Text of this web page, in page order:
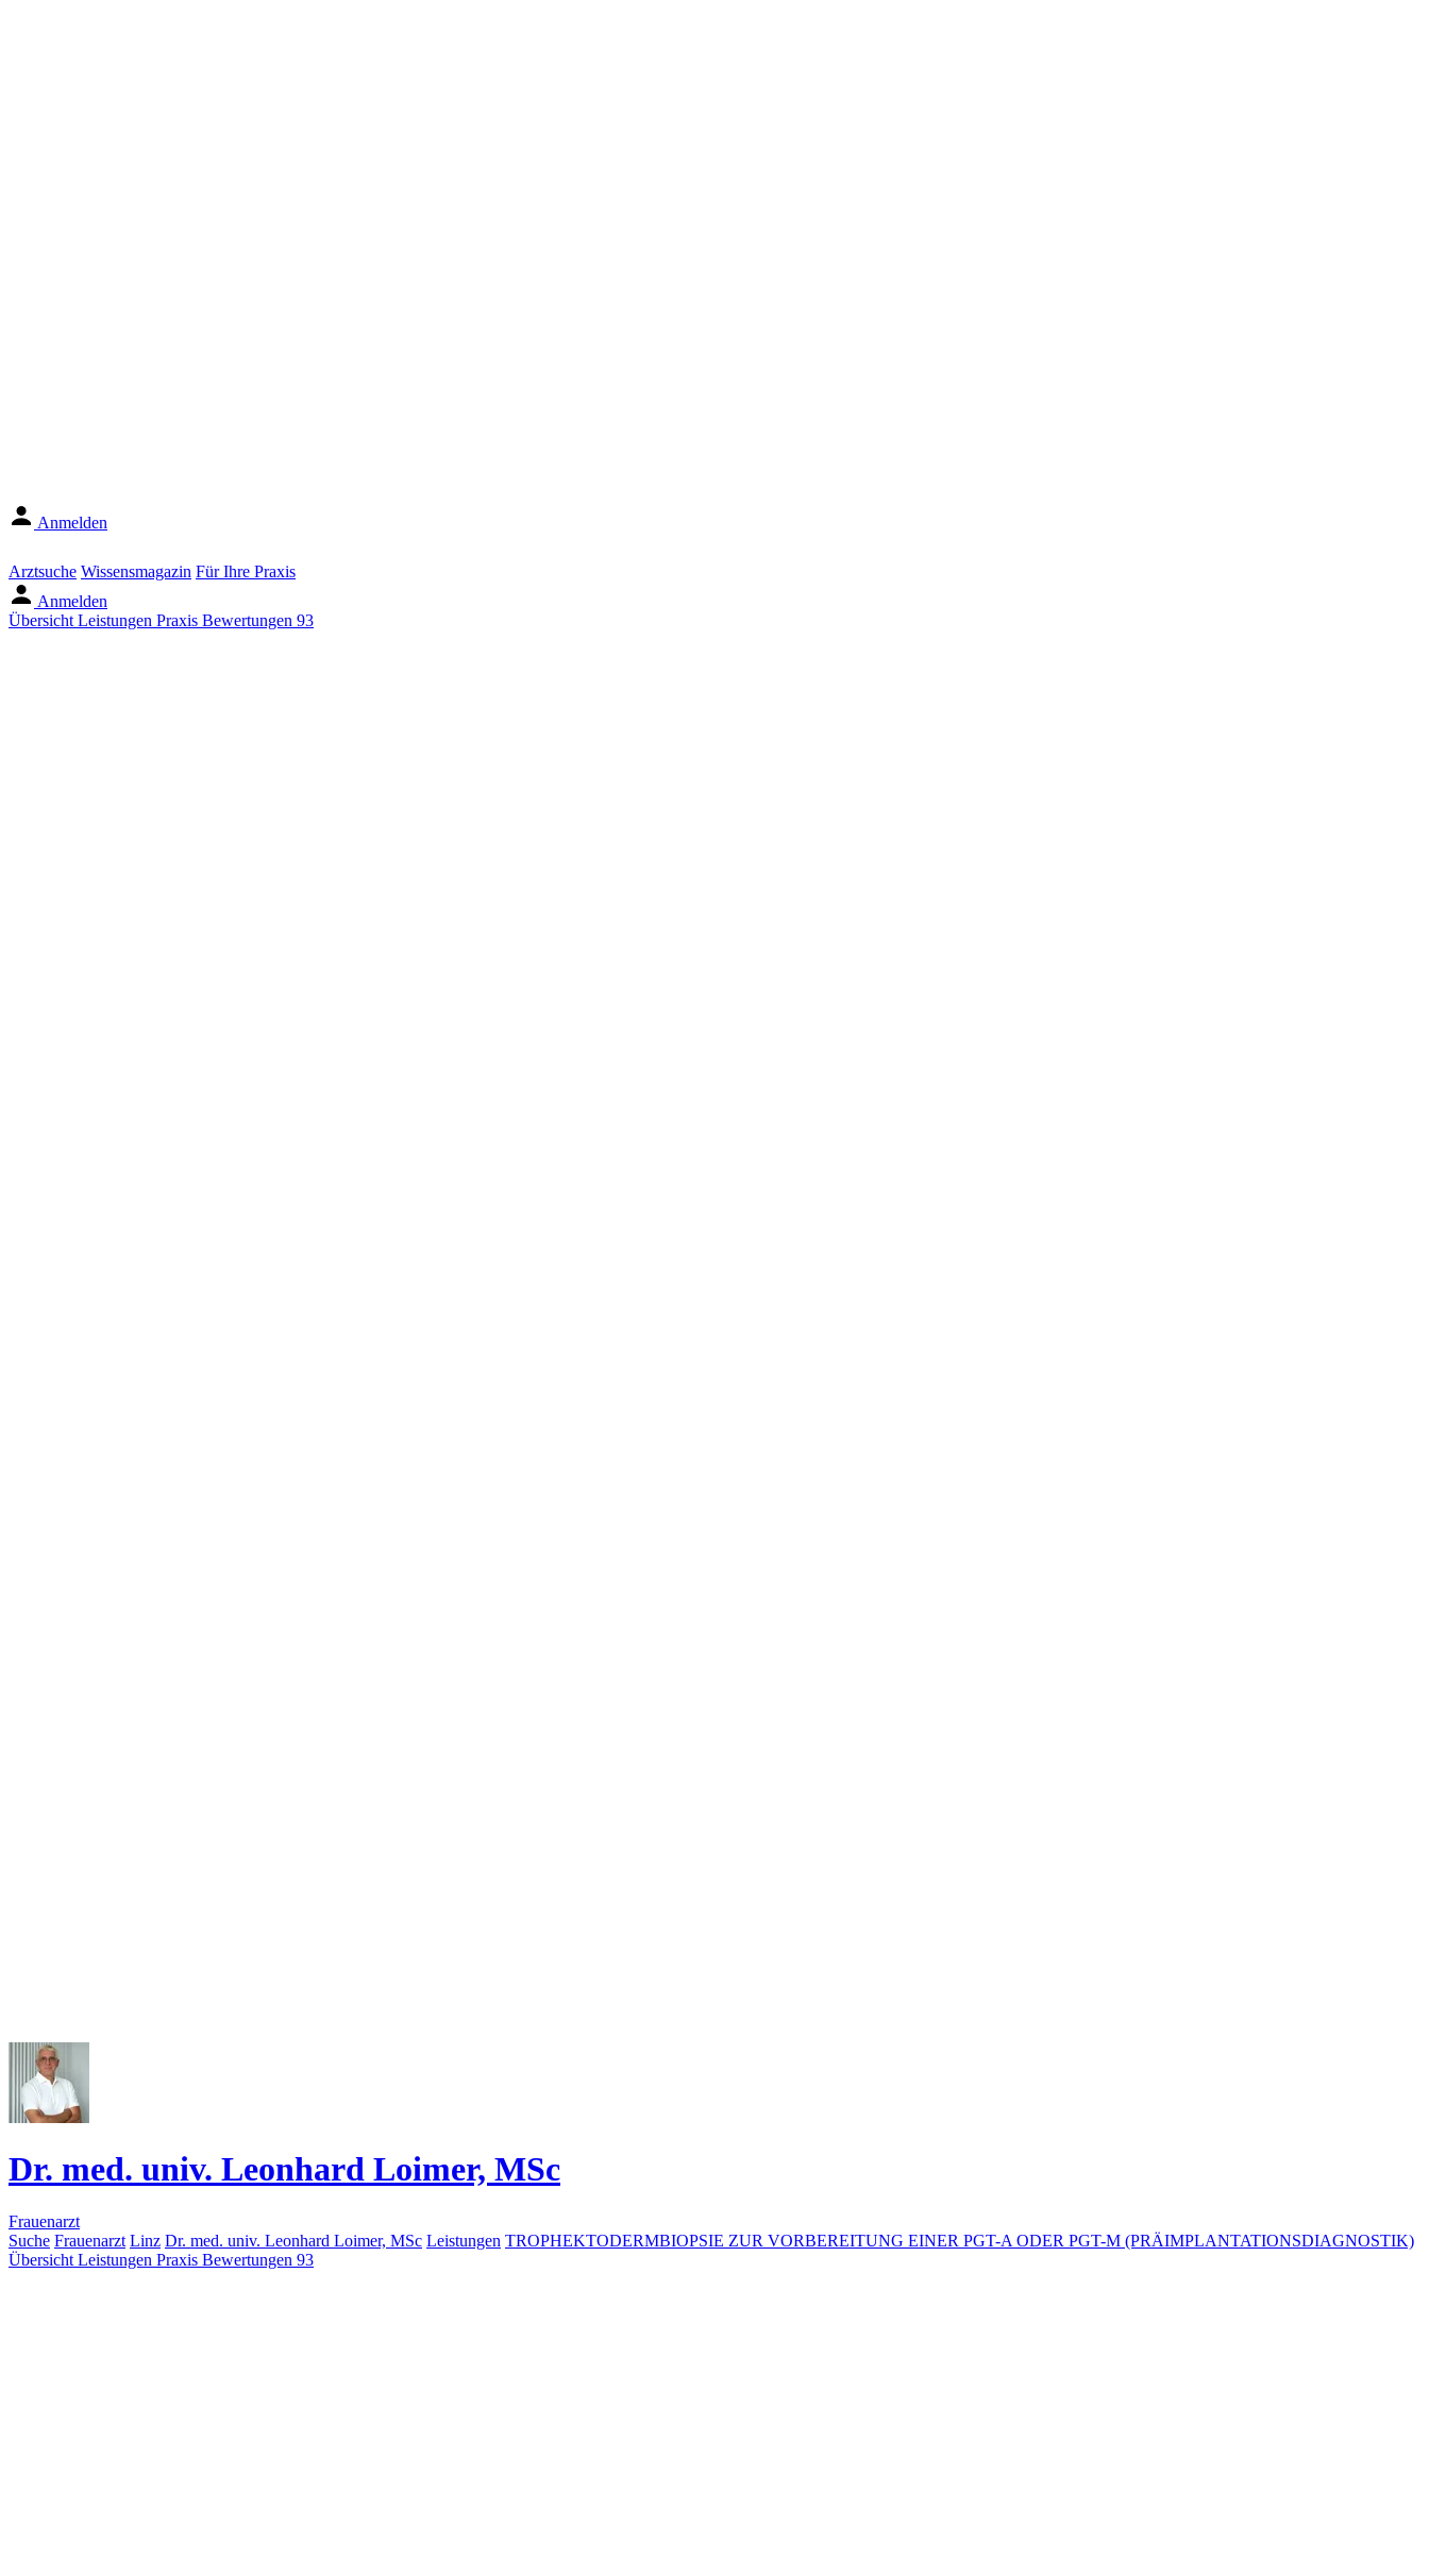
Anmelden
Arztsuche Wissensmagazin Für Ihre Praxis
Anmelden
Übersicht Leistungen Praxis Bewertungen 93
Dr. med. univ. Leonhard Loimer, MSc
Frauenarzt
Suche Frauenarzt Linz Dr. med. univ. Leonhard Loimer, MSc Leistungen TROPHEKTODERMBIOPSIE ZUR VORBEREITUNG EINER PGT-A ODER PGT-M (PRÄIMPLANTATIONSDIAGNOSTIK)
Übersicht Leistungen Praxis Bewertungen 93